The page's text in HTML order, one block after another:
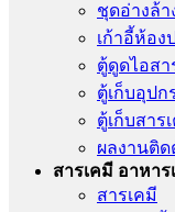
ชุดอ่างล้
เก้าอี้ห้อง
ตู้ดูดไอสา
ตู้เก็บอุปก
ตู้เก็บสาร
ผลงานติด
สารเคมี อาหาร
สารเคมี